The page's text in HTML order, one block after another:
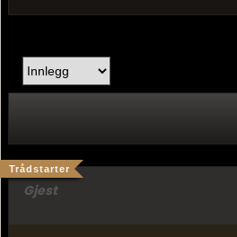
Gjest
Trådstarter